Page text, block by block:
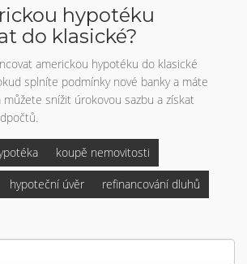
hypotéku
do klasické?
americkou hypotéku do klasické
splníte podmínky nové banky a máte
můžete snížit úrokovou sazbu a získat
koupě nemovitosti
hypoteční úvěr refinancování dluhů